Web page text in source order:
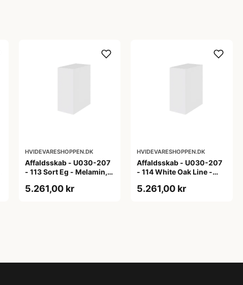
HVIDEVARESHOPPEN.DK
Affaldsskab - U030-207
- 113 Sort Eg - Melamin,
5.261,00 kr
HVIDEVARESHOPPEN.DK
Affaldsskab - U030-207
- 114 White Oak Line -
5.261,00 kr